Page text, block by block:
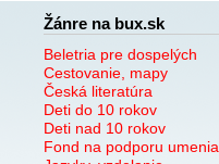
Žánre na bux.sk
Beletria pre dospelých
Cestovanie, mapy
Česká literatúra
Deti do 10 rokov
Deti nad 10 rokov
Fond na podporu umenia